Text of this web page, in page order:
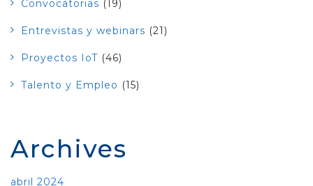
Convocatorias (19)
Entrevistas y webinars (21)
Proyectos IoT (46)
Talento y Empleo (15)
Archives
abril 2024